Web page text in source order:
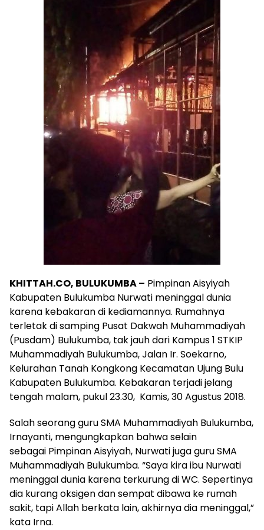
KHITTAH.CO, BULUKUMBA – Pimpinan Aisyiyah
Kabupaten Bulukumba Nurwati meninggal dunia
karena kebakaran di kediamannya. Rumahnya
terletak di samping Pusat Dakwah Muhammadiyah
(Pusdam) Bulukumba, tak jauh dari Kampus 1 STKIP
Muhammadiyah Bulukumba, Jalan Ir. Soekarno,
Kelurahan Tanah Kongkong Kecamatan Ujung Bulu
Kabupaten Bulukumba. Kebakaran terjadi jelang
tengah malam, pukul 23.30, Kamis, 30 Agustus 2018.
Salah seorang guru SMA Muhammadiyah Bulukumba,
Irnayanti, mengungkapkan bahwa selain
sebagai Pimpinan Aisyiyah, Nurwati juga guru SMA
Muhammadiyah Bulukumba. “Saya kira ibu Nurwati
meninggal dunia karena terkurung di WC. Sepertinya
dia kurang oksigen dan sempat dibawa ke rumah
sakit, tapi Allah berkata lain, akhirnya dia meninggal,”
kata Irna.